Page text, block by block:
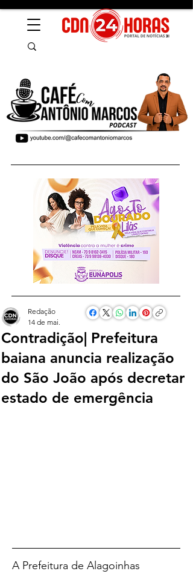
Contradição| Prefeitura
baiana anuncia realização
do São João após decretar
estado de emergência
Redação
14 de mai.
A Prefeitura de Alagoinhas